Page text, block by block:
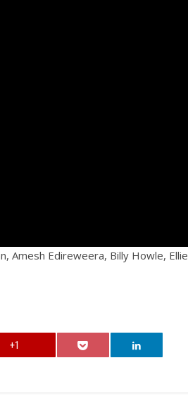
Amesh Edireweera, Billy Howle, Ellie
+1